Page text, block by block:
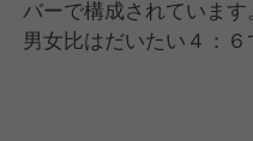
間
地方×都市、文化×技術
バーで構成されています
男女比はだいたい４：
経験としては業態に合